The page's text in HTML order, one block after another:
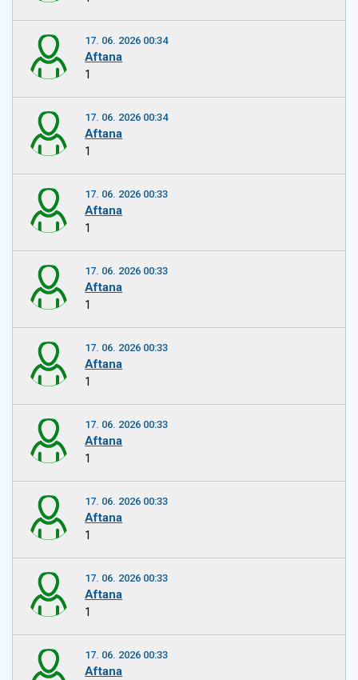
17. 06. 2026 00:34
Aftana
1
17. 06. 2026 00:34
Aftana
1
17. 06. 2026 00:33
Aftana
1
17. 06. 2026 00:33
Aftana
1
17. 06. 2026 00:33
Aftana
1
17. 06. 2026 00:33
Aftana
1
17. 06. 2026 00:33
Aftana
1
17. 06. 2026 00:33
Aftana
1
17. 06. 2026 00:33
Aftana